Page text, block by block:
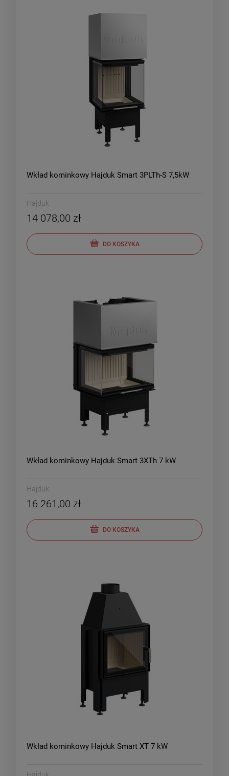
Wkład kominkowy Hajduk Smart 3PLTh-S 7,5kW
Hajduk
14 078,00 zł
DO KOSZYKA
Wkład kominkowy Hajduk Smart 3XTh 7 kW
Hajduk
16 261,00 zł
DO KOSZYKA
Wkład kominkowy Hajduk Smart XT 7 kW